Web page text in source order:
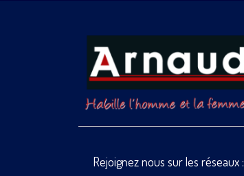
Rejoignez nous sur les réseaux :